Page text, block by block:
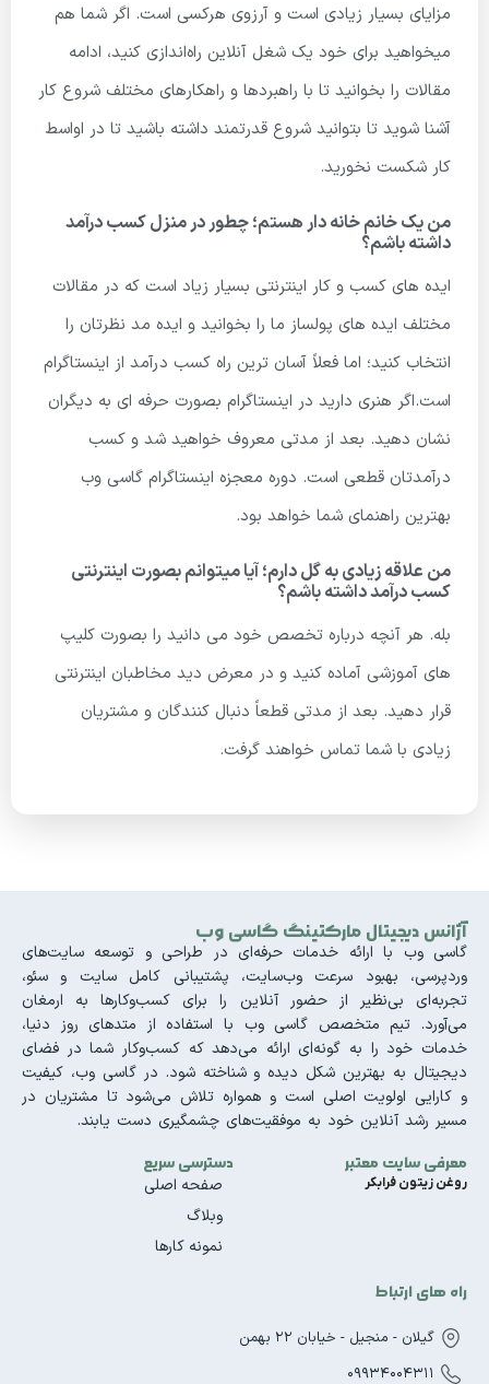
مزایای بسیار زیادی است و آرزوی هرکسی است. اگر شما هم
میخواهید برای خود یک شغل آنلاین راه‌اندازی کنید، ادامه
مقالات را بخوانید تا با راهبردها و راهکارهای مختلف شروع کار
آشنا شوید تا بتوانید شروع قدرتمند داشته باشید تا در اواسط
کار شکست نخورید.
من یک خانم خانه دار هستم؛ چطور در منزل کسب درآمد
داشته باشم؟
ایده های کسب و کار اینترنتی بسیار زیاد است که در مقالات
مختلف ایده های پولساز ما را بخوانید و ایده مد نظرتان را
انتخاب کنید؛ اما فعلاً آسان ترین راه کسب درآمد از اینستاگرام
است.اگر هنری دارید در اینستاگرام بصورت حرفه ای به دیگران
نشان دهید. بعد از مدتی معروف خواهید شد و کسب
درآمدتان قطعی است. دوره معجزه اینستاگرام گاسی وب
بهترین راهنمای شما خواهد بود.
من علاقه زیادی به گل دارم؛ آیا میتوانم بصورت اینترنتی
کسب درآمد داشته باشم؟
بله. هر آنچه درباره تخصص خود می دانید را بصورت کلیپ
های آموزشی آماده کنید و در معرض دید مخاطبان اینترنتی
قرار دهید. بعد از مدتی قطعاً دنبال کنندگان و مشتریان
زیادی با شما تماس خواهند گرفت.
آژانس دیجیتال مارکتینگ گاسی وب
گاسی وب با ارائه خدمات حرفه‌ای در طراحی و توسعه سایت‌های
وردپرسی، بهبود سرعت وب‌سایت، پشتیبانی کامل سایت و سئو،
تجربه‌ای بی‌نظیر از حضور آنلاین را برای کسب‌وکارها به ارمغان
می‌آورد. تیم متخصص گاسی وب با استفاده از متدهای روز دنیا،
خدمات خود را به گونه‌ای ارائه می‌دهد که کسب‌وکار شما در فضای
دیجیتال به بهترین شکل دیده و شناخته شود. در گاسی وب، کیفیت
و کارایی اولویت اصلی است و همواره تلاش می‌شود تا مشتریان در
مسیر رشد آنلاین خود به موفقیت‌های چشمگیری دست یابند.
معرفی سایت معتبر
روغن زیتون فرابکر
دسترسی سریع
صفحه اصلی
وبلاگ
نمونه کارها
راه های ارتباط
گیلان - منجیل - خیابان 22 بهمن
09934004311